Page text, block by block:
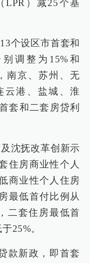
LPR）减25个基
个设区市首套和
调整为15%和
南京、苏州、无
云港、盐城、淮
套和二套房贷利
沈抚改革创新示
住房商业性个人
商业性个人住房
最低首付比例从
二套住房最低首
25%。
款新政，即首套